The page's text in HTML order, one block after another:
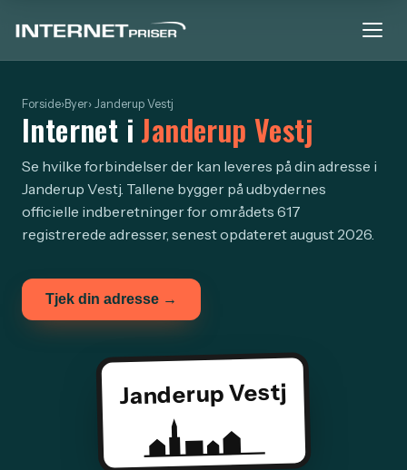
Forside›Byer› Janderup Vestj
Internet i Janderup Vestj
Se hvilke forbindelser der kan leveres på din adresse i
Janderup Vestj. Tallene bygger på udbydernes
officielle indberetninger for områdets 617
registrerede adresser, senest opdateret august 2026.
Tjek din adresse →
Janderup Vestj